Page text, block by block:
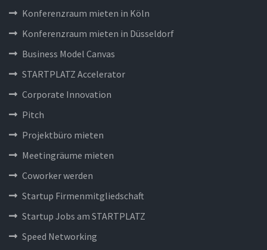
Konferenzraum mieten in Köln
Konferenzraum mieten in Düsseldorf
Business Model Canvas
STARTPLATZ Accelerator
Corporate Innovation
Pitch
Projektbüro mieten
Meetingräume mieten
Coworker werden
Startup Firmenmitgliedschaft
Startup Jobs am STARTPLATZ
Speed Networking